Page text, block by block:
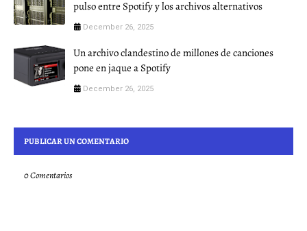
pulso entre Spotify y los archivos alternativos
December 26, 2025
Un archivo clandestino de millones de canciones
pone en jaque a Spotify
December 26, 2025
PUBLICAR UN COMENTARIO
0 Comentarios